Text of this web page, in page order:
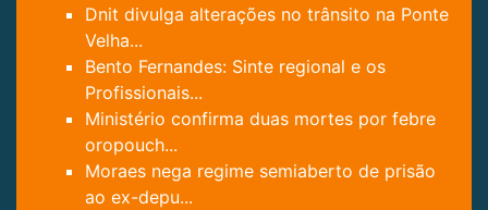
Dnit divulga alterações no trânsito na Ponte
Velha...
Bento Fernandes: Sinte regional e os
Profissionais...
Ministério confirma duas mortes por febre
oropouch...
Moraes nega regime semiaberto de prisão
ao ex-depu...